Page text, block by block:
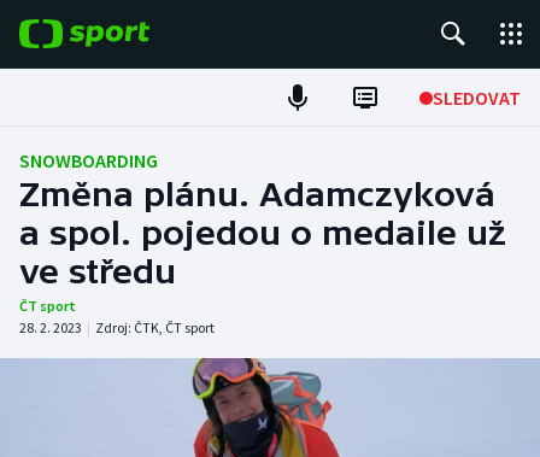
SLEDOVAT
Fotbal
Hokej
Tenis
Atletika
SNOWBOARDING
Změna plánu. Adamczyková
a spol. pojedou o medaile už
ve středu
ČT sport
28. 2. 2023 | Zdroj: ČTK, ČT sport